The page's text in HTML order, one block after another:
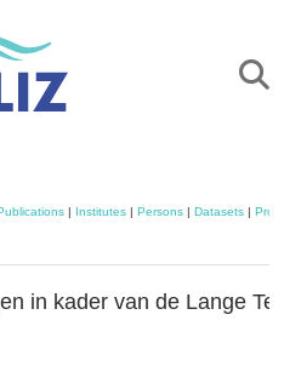
| Institutes| Persons| Datasets|
in kader van de Lange